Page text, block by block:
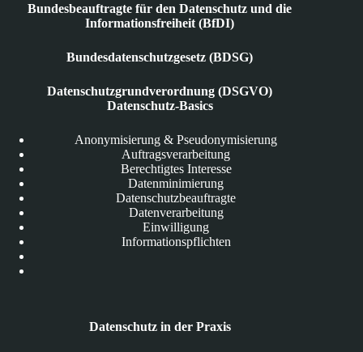
Bundesbeauftragte für den Datenschutz und die
Informationsfreiheit (BfDI)
Bundesdatenschutzgesetz (BDSG)
Datenschutzgrundverordnung (DSGVO)
Datenschutz-Basics
Anonymisierung & Pseudonymisierung
Auftragsverarbeitung
Berechtigtes Interesse
Datenminimierung
Datenschutzbeauftragte
Datenverarbeitung
Einwilligung
Informationspflichten
Datenschutz in der Praxis